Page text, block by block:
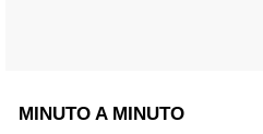
MINUTO A MINUTO